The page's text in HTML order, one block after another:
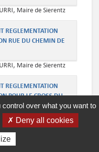
Maire de Sierentz
REGLEMENTATION
RUE DU CHEMIN DE
Maire de Sierentz
REGLEMENTATION
POUR LE CROSS DU
Maire de Sierentz
REGLEMENTATION
over what you want to
✗ Deny all cookies